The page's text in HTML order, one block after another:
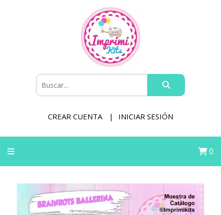
CREAR CUENTA INICIAR SESIÓN
0